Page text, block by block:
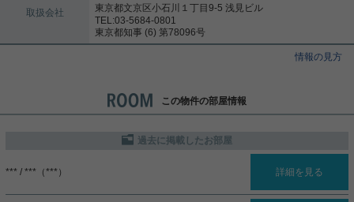
取扱会社
東京都文京区小石川１丁目9-5 浅見ビル
TEL:03-5684-0801
東京都知事 (6) 第78096号
情報の見方
この物件の部屋情報
過去に掲載したお部屋
*** / ***（***） 詳細を見る